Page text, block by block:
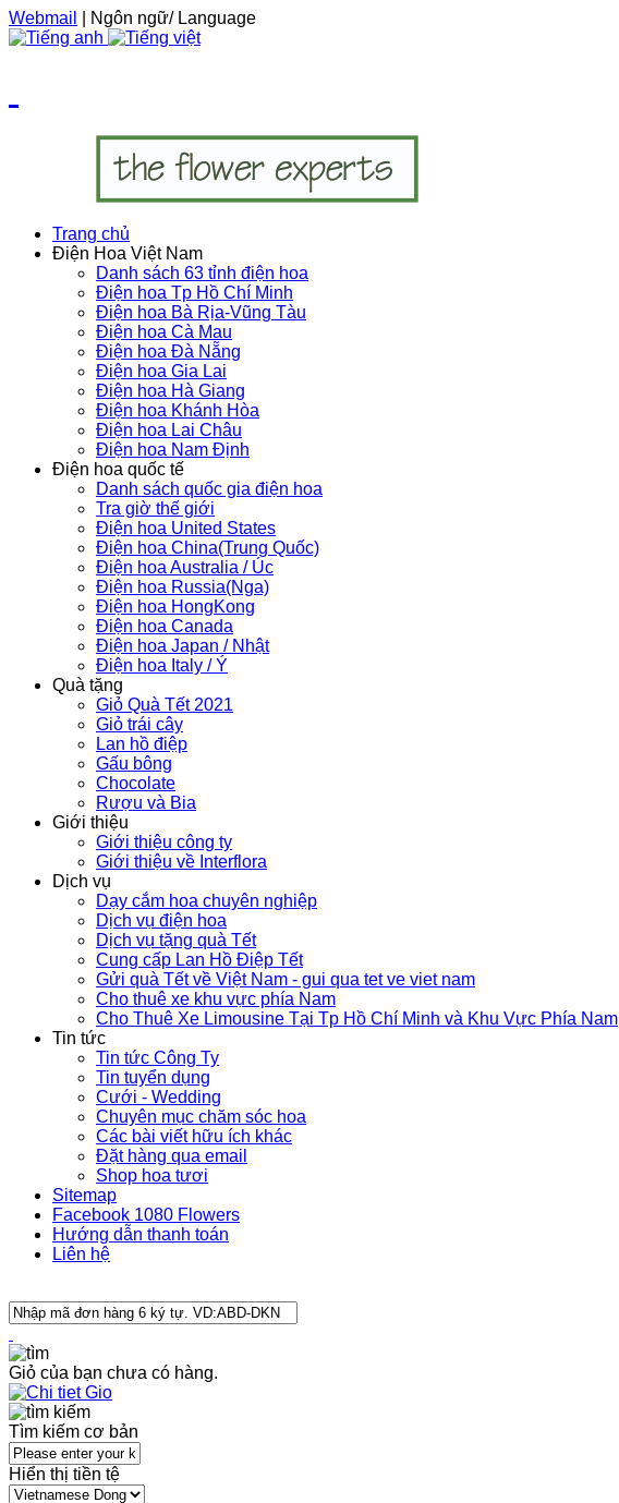
Webmail | Ngôn ngữ/ Language
Trang chủ
Điện Hoa Việt Nam
Danh sách 63 tỉnh điện hoa
Điện hoa Tp Hồ Chí Minh
Điện hoa Bà Rịa-Vũng Tàu
Điện hoa Cà Mau
Điện hoa Đà Nẵng
Điện hoa Gia Lai
Điện hoa Hà Giang
Điện hoa Khánh Hòa
Điện hoa Lai Châu
Điện hoa Nam Định
Điện hoa quốc tế
Danh sách quốc gia điện hoa
Tra giờ thế giới
Điện hoa United States
Điện hoa China(Trung Quốc)
Điện hoa Australia / Úc
Điện hoa Russia(Nga)
Điện hoa HongKong
Điện hoa Canada
Điện hoa Japan / Nhật
Điện hoa Italy / Ý
Quà tặng
Giỏ Quà Tết 2021
Giỏ trái cây
Lan hồ điệp
Gấu bông
Chocolate
Rượu và Bia
Giới thiệu
Giới thiệu công ty
Giới thiệu về Interflora
Dịch vụ
Dạy cắm hoa chuyên nghiệp
Dịch vụ điện hoa
Dịch vụ tặng quà Tết
Cung cấp Lan Hồ Điệp Tết
Gửi quà Tết về Việt Nam - gui qua tet ve viet nam
Cho thuê xe khu vực phía Nam
Cho Thuê Xe Limousine Tại Tp Hồ Chí Minh và Khu Vực Phía Nam
Tin tức
Tin tức Công Ty
Tin tuyển dụng
Cưới - Wedding
Chuyên mục chăm sóc hoa
Các bài viết hữu ích khác
Đặt hàng qua email
Shop hoa tươi
Sitemap
Facebook 1080 Flowers
Hướng dẫn thanh toán
Liên hệ
Giỏ của bạn chưa có hàng.
Tìm kiếm cơ bản
Hiển thị tiền tệ